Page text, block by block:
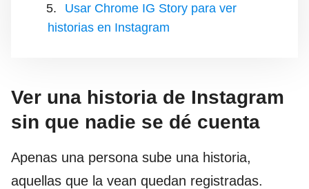
Usar Chrome IG Story para ver
historias en Instagram
Ver una historia de Instagram
sin que nadie se dé cuenta
Apenas una persona sube una historia,
aquellas que la vean quedan registradas.